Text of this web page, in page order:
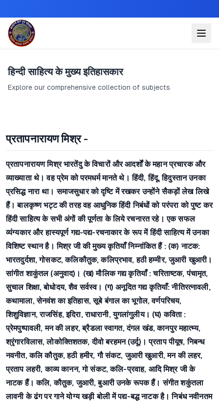
हिन्दी साहित्य के मुख्य इतिहासकार
Explore our comprehensive collection of subjects
प्रतापनारायण मिश्र -
प्रतापनारायण मिश्र भारतेंदु के विचारों और आदर्शों के महान प्रचारक और
व्याख्याता थे। वह प्रेम को परमधर्म मानते थे। हिंदी, हिंदू, हिदुस्तान उनका
प्रसिद्ध नारा था। समाजसुधार को दृष्टि में रखकर उन्होंने सैकड़ों लेख लिखे
हैं। बालकृष्ण भट्ट की तरह वह आधुनिक हिंदी निबंधों को परंपरा को पुष्ट कर
हिंदी साहित्य के सभी अंगों की पूर्णता के लिये रचनारत रहे। एक सफल
व्यंग्यकार और हास्यपूर्ण गद्य-पद्य-रचनाकार के रूप में हिंदी साहित्य में उनका
विशिष्ट स्थान है। मिश्र जी की मुख्य कृतियाँ निम्नांकित हैं : (क) नाटक:
भारतदुर्दशा, गोसकट, कलिकौतुक, कलिप्रभाव, हठी हम्मीर, जुआरी खुआरी।
सांगीत शाकुंतल (अनुवाद)। (ख) मौलिक गद्य कृतियाँ : चरिताष्टक, पंचामृत,
सुचाल शिक्षा, बोधोदय, शैव सर्वस्व। (ग) अनूदित गद्य कृतियाँ: नीतिरत्नावली,
कथामाला, सेनवंश का इतिहास, सूबे बंगाल का भूगोल, वर्णपरिचय,
शिशुविज्ञान, राजसिंह, इदिरा, राधारानी, युगलांगुलीय। (घ) कविता :
प्रेमपुष्पावली, मन की लहर, ब्रैडला स्वागत, दंगल खंड, कानपुर महात्म्य,
श्रृंगारविलास, लोकोक्तिशतक, दीवो बरहमन (उर्दू)। प्रताप पीयूष, निबन्ध
नवनीत, कलि कौतुक, हठी हमीर, गौ संकट, जुआरी खुआरी, मन की लहर,
प्रताप लहरी, काव्य कानन, गो संकट, कलि-प्रवाह, आदि मिश्र जी के
नाटक हैं। कलि, कौतुक, जुआरी, बुआरी उनके रूपक हैं। संगीत शकुंतला
लावनी के ढंग पर गाने योग्य खड़ी बोली में पद्य-बद्ध नाटक है। निबंध नवीनतम